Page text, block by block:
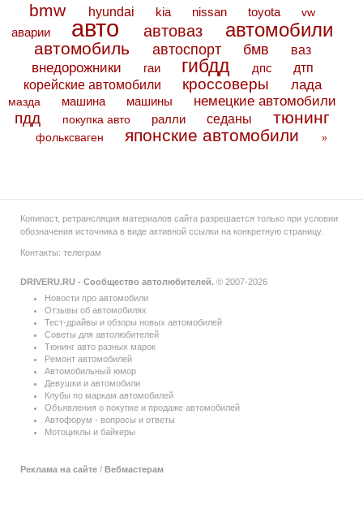
bmw hyundai kia nissan toyota vw
аварии авто автоваз автомобили
автомобиль автоспорт бмв ваз
внедорожники гаи гибдд дпс дтп
корейские автомобили кроссоверы лада
мазда машина машины немецкие автомобили
пдд покупка авто ралли седаны тюнинг
фольксваген японские автомобили »
Копипаст, ретрансляция материалов сайта разрешается только при условии
обозначения источника в виде активной ссылки на конкретную страницу.
Контакты: телеграм
DRIVERU.RU - Сообщество автолюбителей. © 2007-2026
Новости про автомобили
Отзывы об автомобилях
Тест-драйвы и обзоры новых автомобилей
Советы для автолюбителей
Тюнинг авто разных марок
Ремонт автомобилей
Автомобильный юмор
Девушки и автомобили
Клубы по маркам автомобилей
Объявления о покупке и продаже автомобилей
Автофорум - вопросы и ответы
Мотоциклы и байкеры
Реклама на сайте / Вебмастерам